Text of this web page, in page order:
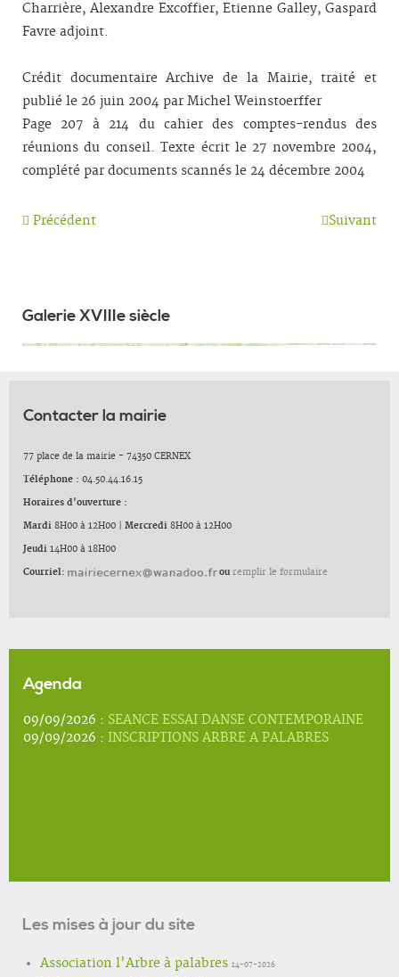
Charrière, Alexandre Excoffier, Etienne Galley, Gaspard
Favre adjoint.
Crédit documentaire Archive de la Mairie, traité et
publié le 26 juin 2004 par Michel Weinstoerffer
Page 207 à 214 du cahier des comptes-rendus des
réunions du conseil. Texte écrit le 27 novembre 2004,
complété par documents scannés le 24 décembre 2004
Précédent Suivant
Galerie XVIIIe siècle
Contacter la mairie
77 place de la mairie - 74350 CERNEX
Téléphone : 04.50.44.16.15
Horaires d'ouverture :
Mardi 8H00 à 12H00 Mercredi 8H00 à 12H00
Jeudi 14H00 à 18H00
Courriel: ou remplir le formulaire
Agenda
09/09/2026 : SEANCE ESSAI DANSE CONTEMPORAINE
09/09/2026 : INSCRIPTIONS ARBRE A PALABRES
Les mises à jour du site
Association l'Arbre à palabres 14-07-2026